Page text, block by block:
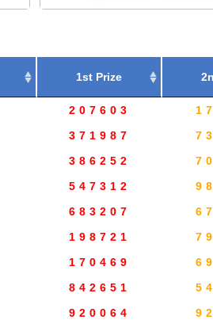
1st Prize
207603
371987
386252
547312
683207
198721
170469
842651
920064